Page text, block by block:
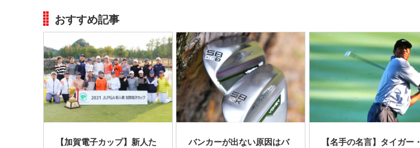
おすすめ記事
【加賀電子カップ】新人た
バンカーが出ない原因はバ
【名手の名言】タイガー・